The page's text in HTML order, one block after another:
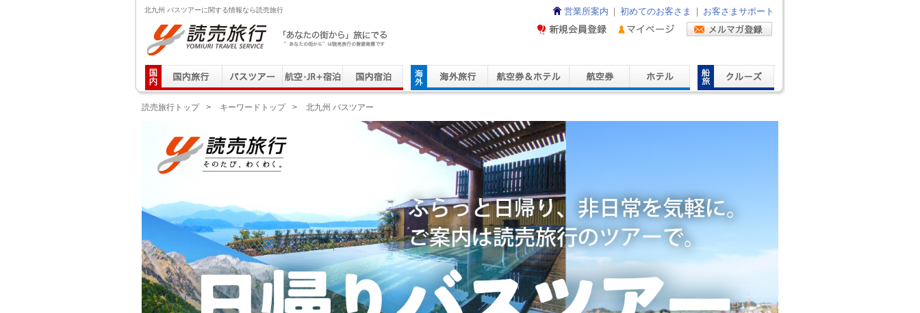
北九州 バスツアーに関する情報なら読売旅行
読売旅行 「あなたの街から」旅にでる｜Yomiuri Travel Service
営業所案内 初めてのお客さま お客さまサポート
読売旅行トップ > キーワードトップ > 北九州 バスツアー